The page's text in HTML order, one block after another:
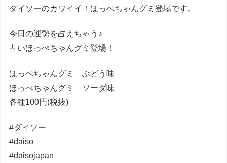
ダイソーのカワイイ！ほっぺちゃんグミ登場です。
今日の運勢を占えちゃう♪
占いほっぺちゃんグミ登場！
ほっぺちゃんグミ ぶどう味
ほっぺちゃんグミ ソーダ味
各種100円(税抜)
#ダイソー
#daiso
#daisojapan